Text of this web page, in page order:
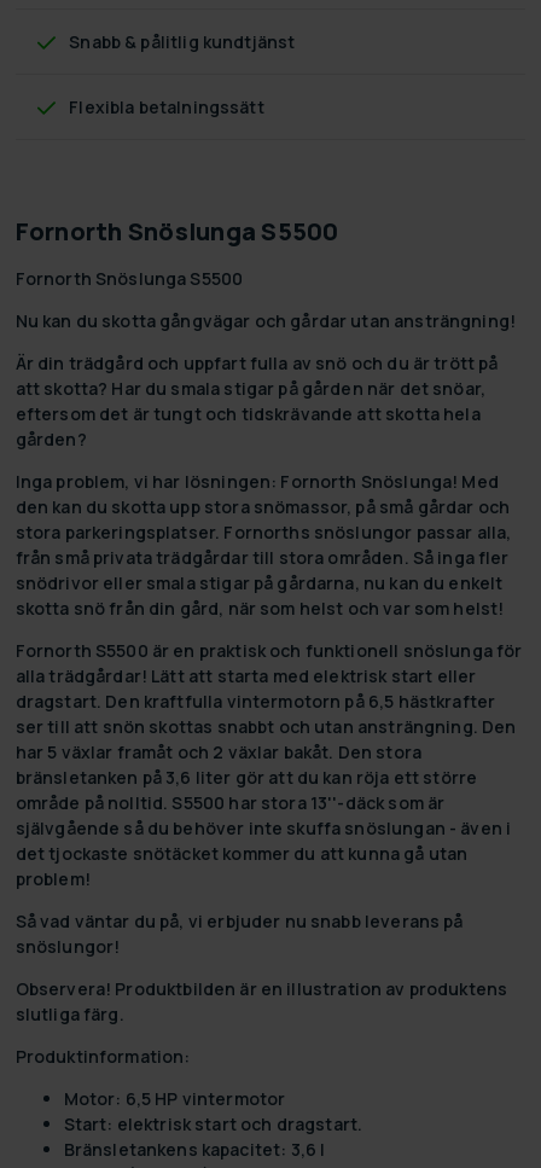
Snabb & pålitlig kundtjänst
Flexibla betalningssätt
Fornorth Snöslunga S5500
Fornorth Snöslunga S5500
Nu kan du skotta gångvägar och gårdar utan ansträngning!
Är din trädgård och uppfart fulla av snö och du är trött på
att skotta? Har du smala stigar på gården när det snöar,
eftersom det är tungt och tidskrävande att skotta hela
gården?
Inga problem, vi har lösningen: Fornorth Snöslunga! Med
den kan du skotta upp stora snömassor, på små gårdar och
stora parkeringsplatser. Fornorths snöslungor passar alla,
från små privata trädgårdar till stora områden. Så inga fler
snödrivor eller smala stigar på gårdarna, nu kan du enkelt
skotta snö från din gård, när som helst och var som helst!
Fornorth S5500 är en praktisk och funktionell snöslunga för
alla trädgårdar! Lätt att starta med elektrisk start eller
dragstart. Den kraftfulla vintermotorn på 6,5 hästkrafter
ser till att snön skottas snabbt och utan ansträngning. Den
har 5 växlar framåt och 2 växlar bakåt. Den stora
bränsletanken på 3,6 liter gör att du kan röja ett större
område på nolltid. S5500 har stora 13''-däck som är
självgående så du behöver inte skuffa snöslungan - även i
det tjockaste snötäcket kommer du att kunna gå utan
problem!
Så vad väntar du på, vi erbjuder nu snabb leverans på
snöslungor!
Observera! Produktbilden är en illustration av produktens
slutliga färg.
Produktinformation:
Motor: 6,5 HP vintermotor
Start: elektrisk start och dragstart.
Bränsletankens kapacitet: 3,6 l